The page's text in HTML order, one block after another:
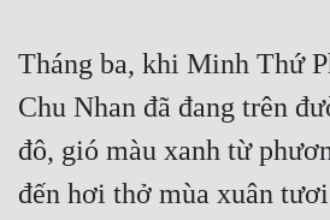
Tháng ba, khi Minh Thứ
Chu Nhan đã đang trên
đô, gió màu xanh từ
đến hơi thở mùa xuân